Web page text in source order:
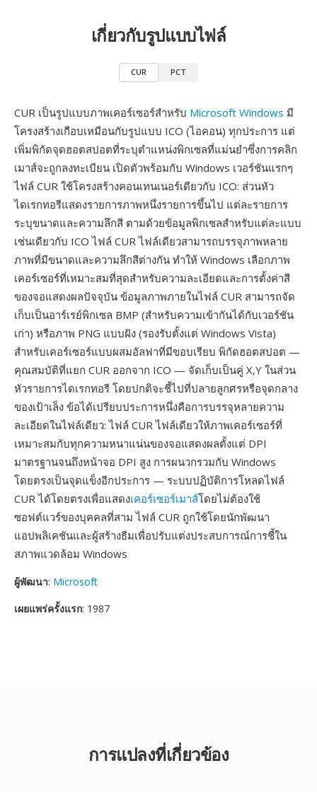
เกี่ยวกับรูปแบบไฟล์
CUR PCT
CUR เป็นรูปแบบภาพเคอร์เซอร์สำหรับ Microsoft Windows มี
โครงสร้างเกือบเหมือนกับรูปแบบ ICO (ไอคอน) ทุกประการ แต่
เพิ่มพิกัดจุดฮอตสปอตที่ระบุตำแหน่งพิกเซลที่แม่นยำซึ่งการคลิก
เมาส์จะถูกลงทะเบียน เปิดตัวพร้อมกับ Windows เวอร์ชันแรกๆ
ไฟล์ CUR ใช้โครงสร้างคอนเทนเนอร์เดียวกับ ICO: ส่วนหัว
ไดเรกทอรีแสดงรายการภาพหนึ่งรายการขึ้นไป แต่ละรายการ
ระบุขนาดและความลึกสี ตามด้วยข้อมูลพิกเซลสำหรับแต่ละแบบ
เช่นเดียวกับ ICO ไฟล์ CUR ไฟล์เดียวสามารถบรรจุภาพหลาย
ภาพที่มีขนาดและความลึกสีต่างกัน ทำให้ Windows เลือกภาพ
เคอร์เซอร์ที่เหมาะสมที่สุดสำหรับความละเอียดและการตั้งค่าสี
ของจอแสดงผลปัจจุบัน ข้อมูลภาพภายในไฟล์ CUR สามารถจัด
เก็บเป็นอาร์เรย์พิกเซล BMP (สำหรับความเข้ากันได้กับเวอร์ชัน
เก่า) หรือภาพ PNG แบบฝัง (รองรับตั้งแต่ Windows Vista)
สำหรับเคอร์เซอร์แบบผสมอัลฟาที่มีขอบเรียบ พิกัดฮอตสปอต —
คุณสมบัติที่แยก CUR ออกจาก ICO — จัดเก็บเป็นคู่ X,Y ในส่วน
หัวรายการไดเรกทอรี โดยปกติจะชี้ไปที่ปลายลูกศรหรือจุดกลาง
ของเป้าเล็ง ข้อได้เปรียบประการหนึ่งคือการบรรจุหลายความ
ละเอียดในไฟล์เดียว: ไฟล์ CUR ไฟล์เดียวให้ภาพเคอร์เซอร์ที่
เหมาะสมกับทุกความหนาแน่นของจอแสดงผลตั้งแต่ DPI
มาตรฐานจนถึงหน้าจอ DPI สูง การผนวกรวมกับ Windows
โดยตรงเป็นจุดแข็งอีกประการ — ระบบปฏิบัติการโหลดไฟล์
CUR ได้โดยตรงเพื่อแสดงเคอร์เซอร์เมาส์โดยไม่ต้องใช้
ซอฟต์แวร์ของบุคคลที่สาม ไฟล์ CUR ถูกใช้โดยนักพัฒนา
แอปพลิเคชันและผู้สร้างธีมเพื่อปรับแต่งประสบการณ์การชี้ใน
สภาพแวดล้อม Windows
ผู้พัฒนา: Microsoft
เผยแพร่ครั้งแรก: 1987
การแปลงที่เกี่ยวข้อง